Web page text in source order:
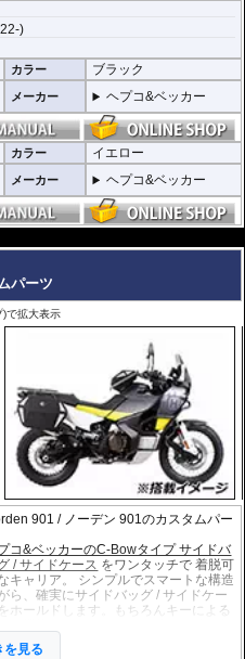
ダメージを防ぐだけでなく、衝撃を
する効果が期待できます。
防ぐことも大事な機能です。
イプ内部に性質の異なる特殊強化パ
用。
合ポイントはトライ&エラーより導
込みタイプとすることで、充分な強
ングライフの向上に貢献できるよう工
ード バッグがあります。
)
カラー ブラック
メーカー ヘプコ&ベッカー
カラー イエロー
メーカー ヘプコ&ベッカー
パーツ
)で拡大表示
901 / ノーデン 901のカスタムパー
コ&ベッカーのC-Bowタイプ サイドバ
/ サイドケース をワンタッチで 着脱可
キャリア。 シンプルでスマートな構造
ら、確実にサイドバッグ / サイドケー
をホールドします。もちろんキーによる
。高耐久パウダー塗装仕上げ。
を見る